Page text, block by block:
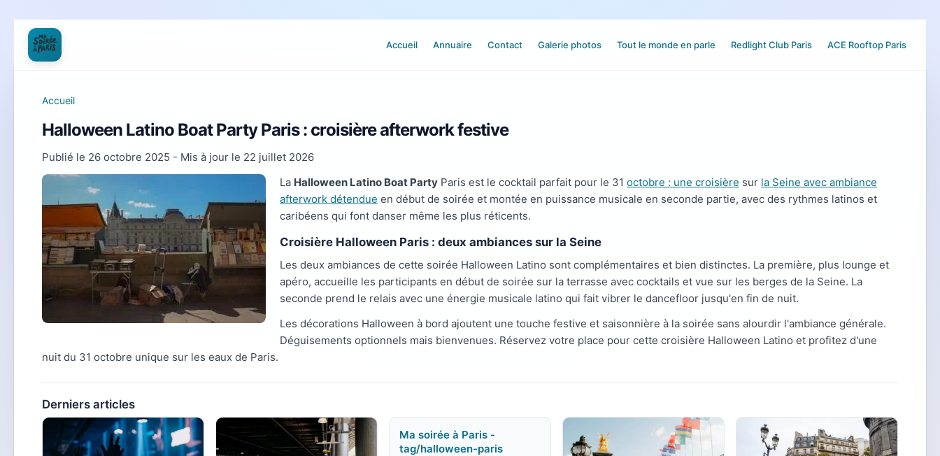
Accueil Annuaire Contact Galerie photos Tout le monde en parle Redlight Club Paris ACE Rooftop Paris
Accueil
Halloween Latino Boat Party Paris : croisière afterwork festive
Publié le 26 octobre 2025 - Mis à jour le 22 juillet 2026
La Halloween Latino Boat Party Paris est le cocktail parfait pour le 31 octobre : une croisière sur la Seine avec ambiance
afterwork détendue en début de soirée et montée en puissance musicale en seconde partie, avec des rythmes latinos et
caribéens qui font danser même les plus réticents.
Croisière Halloween Paris : deux ambiances sur la Seine
Les deux ambiances de cette soirée Halloween Latino sont complémentaires et bien distinctes. La première, plus lounge et
apéro, accueille les participants en début de soirée sur la terrasse avec cocktails et vue sur les berges de la Seine. La
seconde prend le relais avec une énergie musicale latino qui fait vibrer le dancefloor jusqu'en fin de nuit.
Les décorations Halloween à bord ajoutent une touche festive et saisonnière à la soirée sans alourdir l'ambiance générale.
Déguisements optionnels mais bienvenues. Réservez votre place pour cette croisière Halloween Latino et profitez d'une
nuit du 31 octobre unique sur les eaux de Paris.
Derniers articles
Ma soirée à Paris -
tag/halloween-paris